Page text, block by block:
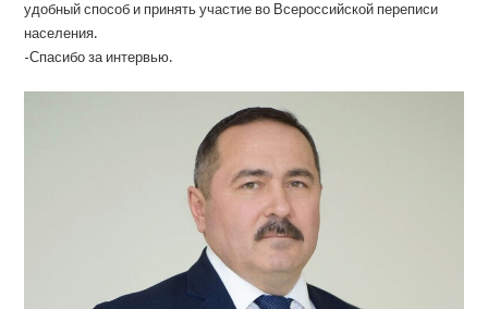
удобный способ и принять участие во Всероссийской переписи
населения.
-Спасибо за интервью.